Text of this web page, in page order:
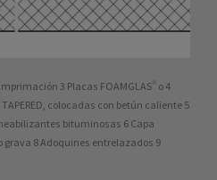
3 Placas FOAMGLAS® o 4
colocadas con betún caliente 5
bituminosas 6 Capa
grava 8 Adoquines entrelazados 9